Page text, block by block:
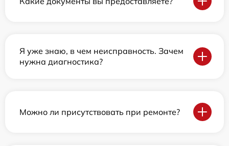
Я уже знаю, в чем неисправность. Зачем
нужна диагностика?
Можно ли присутствовать при ремонте?